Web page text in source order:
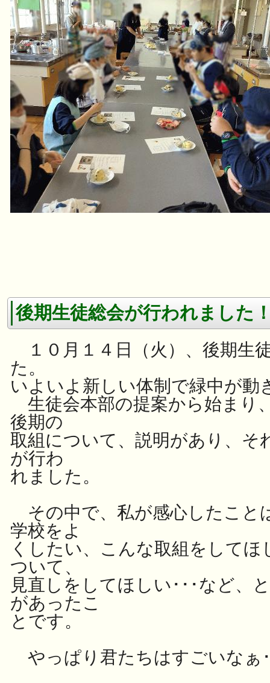
後期生徒総会が行われました
１０月１４日（火）、後期生
た。
いよいよ新しい体制で緑中が動
生徒会本部の提案から始まり
後期の
取組について、説明があり、そ
が行わ
れました。
その中で、私が感心したこと
学校をよ
くしたい、こんな取組をして
ついて、
見直しをしてほしい･･･など、
があったこ
とです。
やっぱり君たちはすごいなぁ